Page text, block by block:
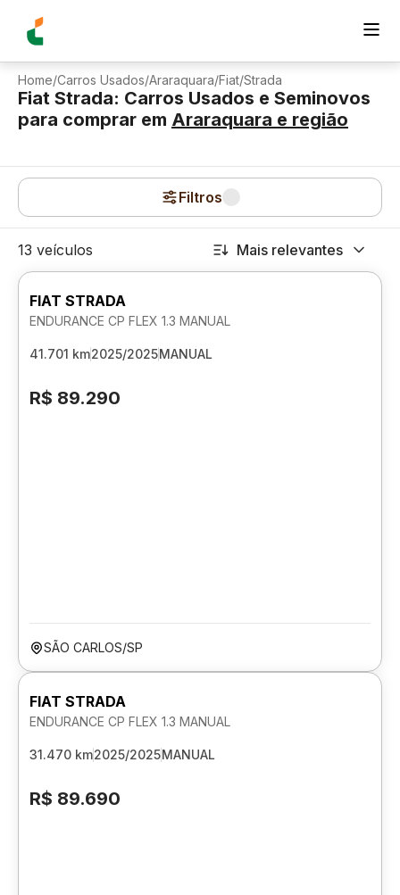
Home/Carros Usados/Araraquara/Fiat/Strada
Fiat Strada: Carros Usados e Seminovos
para comprar em Araraquara e região
Filtros
13 veículos Mais relevantes
FIAT STRADA
ENDURANCE CP FLEX 1.3 MANUAL
41.701 km2025/2025MANUAL
R$ 89.290
SÃO CARLOS/SP
FIAT STRADA
ENDURANCE CP FLEX 1.3 MANUAL
31.470 km2025/2025MANUAL
R$ 89.690